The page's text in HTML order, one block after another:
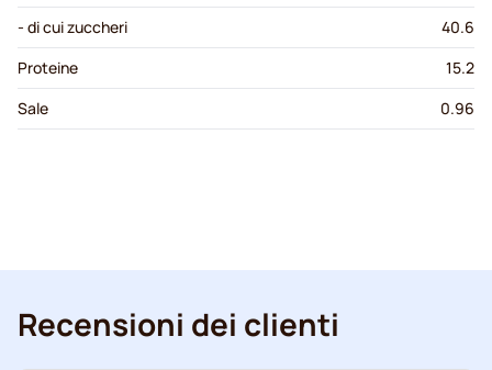
- di cui zuccheri
40.6
Proteine
15.2
Sale
0.96
Recensioni dei clienti